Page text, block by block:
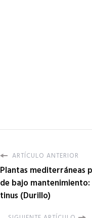
ARTÍCULO ANTERIOR
Plantas mediterráneas
de bajo
tinus (Durillo)